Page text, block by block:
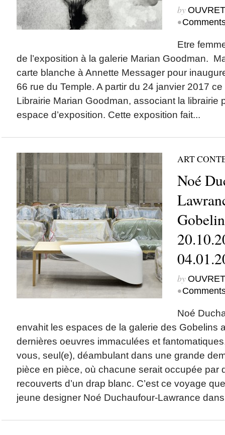
by
•
Etre
de l’exposition à la galerie Marian Goodman.
carte blanche à Annette Messager pour
66 rue du Temple. A partir du 24 janvier 2017
Librairie Marian Goodman, associant la librairie
espace d’exposition. Cette exposition fait...
ART
Noé
by
•
Noé
envahit les espaces de la galerie des Gobelins
dernières oeuvres immaculées et
vous, seul(e), déambulant dans une grande
pièce en pièce, où chacune serait occupée par
recouverts d’un drap blanc. C’est ce voyage
jeune designer Noé Duchaufour-Lawrance